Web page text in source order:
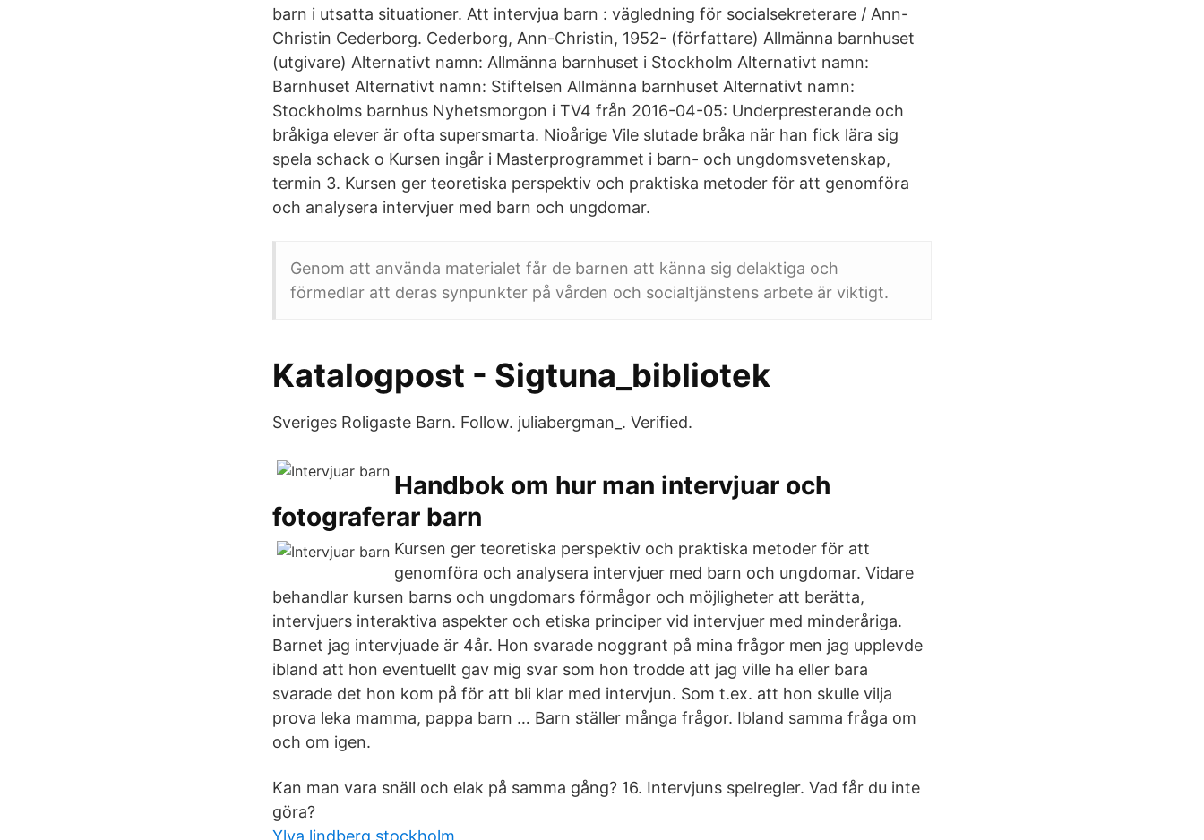
barn i utsatta situationer. Att intervjua barn : vägledning för socialsekreterare / Ann-
Christin Cederborg. Cederborg, Ann-Christin, 1952- (författare) Allmänna barnhuset
(utgivare) Alternativt namn: Allmänna barnhuset i Stockholm Alternativt namn:
Barnhuset Alternativt namn: Stiftelsen Allmänna barnhuset Alternativt namn:
Stockholms barnhus Nyhetsmorgon i TV4 från 2016-04-05: Underpresterande och
bråkiga elever är ofta supersmarta. Nioårige Vile slutade bråka när han fick lära sig
spela schack o Kursen ingår i Masterprogrammet i barn- och ungdomsvetenskap,
termin 3. Kursen ger teoretiska perspektiv och praktiska metoder för att genomföra
och analysera intervjuer med barn och ungdomar.
Genom att använda materialet får de barnen att känna sig delaktiga och
förmedlar att deras synpunkter på vården och socialtjänstens arbete är viktigt.
Katalogpost - Sigtuna_bibliotek
Sveriges Roligaste Barn. Follow. juliabergman_. Verified.
Handbok om hur man intervjuar och
fotograferar barn
Kursen ger teoretiska perspektiv och praktiska metoder för att
genomföra och analysera intervjuer med barn och ungdomar. Vidare
behandlar kursen barns och ungdomars förmågor och möjligheter att berätta,
intervjuers interaktiva aspekter och etiska principer vid intervjuer med minderåriga.
Barnet jag intervjuade är 4år. Hon svarade noggrant på mina frågor men jag upplevde
ibland att hon eventuellt gav mig svar som hon trodde att jag ville ha eller bara
svarade det hon kom på för att bli klar med intervjun. Som t.ex. att hon skulle vilja
prova leka mamma, pappa barn … Barn ställer många frågor. Ibland samma fråga om
och om igen.
Kan man vara snäll och elak på samma gång? 16. ‪Intervjuns spelregler. Vad får du inte
göra?
Ylva lindberg stockholm